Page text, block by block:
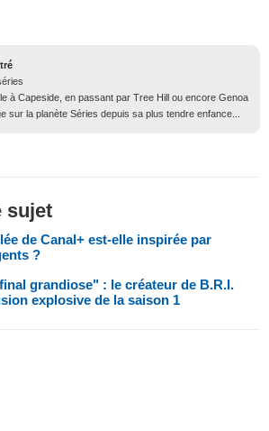
à Capeside, en passant par Tree Hill ou encore Genoa
sur la planète Séries depuis sa plus tendre enfance...
sujet
de Canal+ est-elle inspirée par
?
grandiose" : le créateur de B.R.I.
explosive de la saison 1